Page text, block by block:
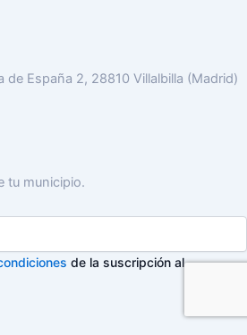
de España 2, 28810 Villalbilla (Madrid)
tu municipio.
de la suscripción al